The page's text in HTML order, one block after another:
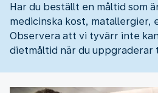
Har du beställt en måltid som
medicinska kost, matallergier,
Observera att vi tyvärr inte
dietmåltid när du uppgraderar